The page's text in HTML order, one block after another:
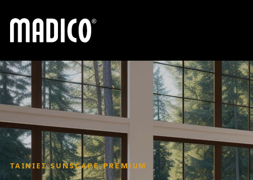
Madico
ΤΑΙΝΊΕΣ SUNSCAPE PREMIUM